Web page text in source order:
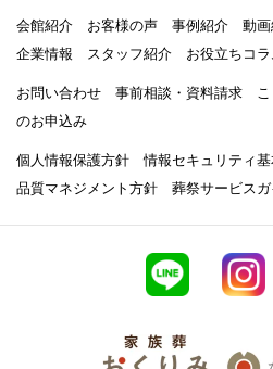
会館紹介 お客様の声 事例紹介 動
企業情報
スタッフ紹介 お役立ちコラ
お問い合わせ 事前相談・資料請求
のお申込み
個人情報保護方針
情報セキュリティ
品質マネジメント方針
葬祭サービス